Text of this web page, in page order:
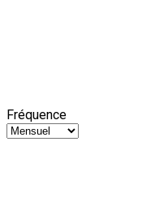
Fréquence